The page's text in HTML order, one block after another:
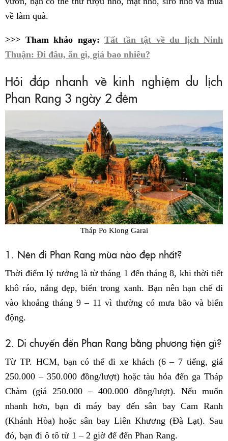
về làm quà.
>>> Tham khảo ngay: Tất tần tật về du lịch Ninh
Thuận: Đi đâu, ăn gì, giá bao nhiêu?
Hỏi đáp nhanh về kinh nghiệm du lịch
Phan Rang 3 ngày 2 đêm
Tháp Po Klong Garai
1. Nên đi Phan Rang mùa nào đẹp nhất?
Thời điểm lý tưởng là từ tháng 1 đến tháng 8, khi thời tiết
khô ráo, nắng đẹp, biển trong xanh. Bạn nên hạn chế đi
vào khoảng tháng 9 – 11 vì thường có mưa bão và biển
động.
2. Di chuyển đến Phan Rang bằng phương tiện gì?
Từ TP. HCM, bạn có thể đi xe khách (6 – 7 tiếng, giá
250.000 – 350.000 đồng/lượt) hoặc tàu hỏa đến ga Tháp
Chàm (giá 250.000 – 400.000 đồng/lượt). Nếu muốn
nhanh hơn, bạn đi máy bay đến sân bay Cam Ranh
(Khánh Hòa) hoặc sân bay Liên Khương (Đà Lạt). Sau
đó, bạn đi ô tô từ 1 – 2 giờ để đến Phan Rang.